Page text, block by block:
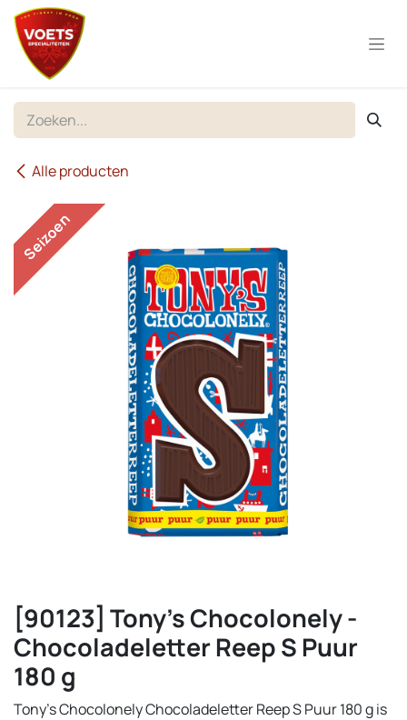
Overslaan naar inhoud
Alle producten
Seizoen
[90123] Tony's Chocolonely -
Chocoladeletter Reep S Puur
180 g
Tony’s Chocolonely Chocoladeletter Reep S Puur 180 g is